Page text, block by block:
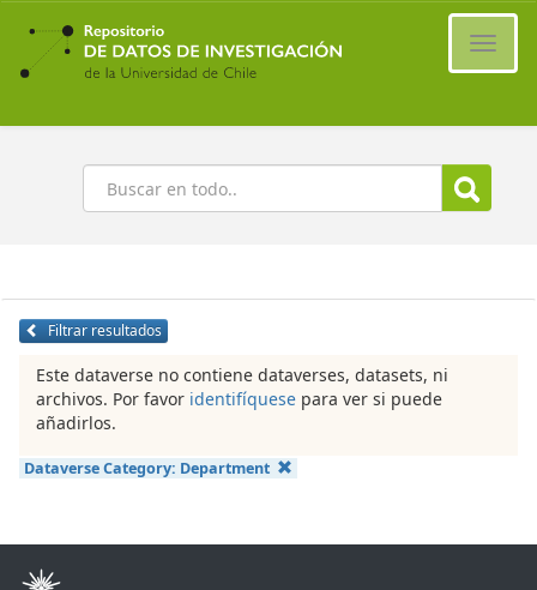
Ir
contenido
principal
Buscar
Filtrar resultados
Este dataverse no contiene dataverses, datasets, ni
archivos. Por favor identifíquese para ver si puede
añadirlos.
Dataverse Category: Department